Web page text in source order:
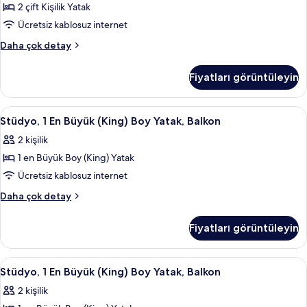
Odası,
Balkon
için
görün
2 çift Kişilik Yatak
Ücretsiz kablosuz internet
Daha çok detay
Süit,
Balkon
hakkında
daha
detay
Fiyatları görüntüleyin
Stüdyo,
1
En
Büyük
(King)
Boy
için
tüm
fotoğrafları
görün
Kaliteli yatak takımı, kuştüyü
4
Stüdyo, 1 En Büyük (King) Boy Yatak, Balkon
2 kişilik
1 en Büyük Boy (King) Yatak
Ücretsiz kablosuz internet
Daha çok detay
Stüdyo,
(King)
Boy
Yatak,
Balkon
hakkında
Fiyatları görüntüleyin
Stüdyo,
1
En
Kaliteli yatak takımı, kuştüyü
4
Stüdyo, 1 En Büyük (King) Boy Yatak, Balkon
2 kişilik